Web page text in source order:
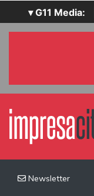
▾ G11 Media:
SecurityOpenLab
Newsletter